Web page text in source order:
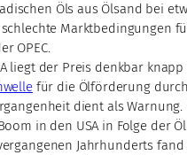
Öls aus Ölsand bei
schlechte Marktbedingungen
OPEC.
liegt der Preis denkbar
für die Ölförderung durch
dient als Warnung.
in den USA in Folge der
Jahrhunderts fand